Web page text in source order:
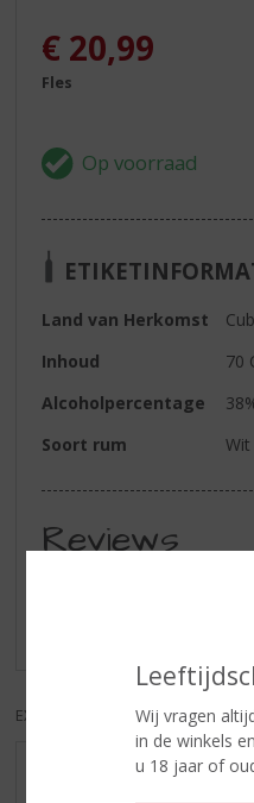
Wij vragen
in de winkels
u 18 jaar of
€ 20,99
Fles
Land van Herkomst
Inhoud
70
Alcoholpercentage
Soort rum
Wit
Reviews
EXCL. BTW INCL. BTW
AANBIEDINGEN